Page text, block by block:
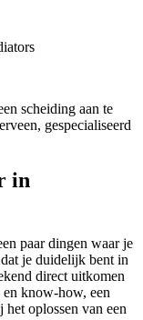
scheiding aan te
gespecialiseerd
in
paar dingen waar je
je duidelijk bent in
direct uitkomen
know-how, een
oplossen van een